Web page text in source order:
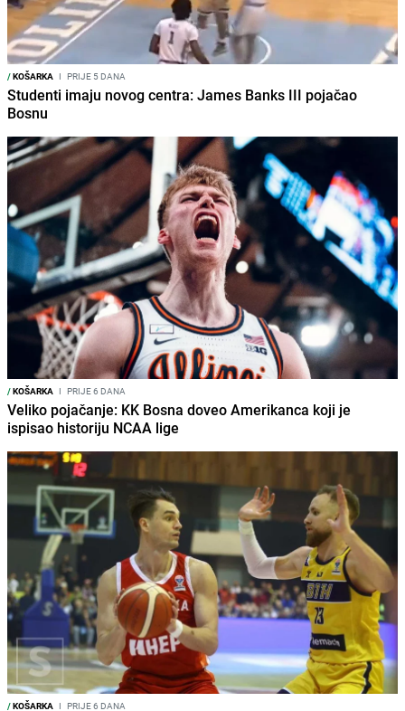
/KOŠARKA I PRIJE 5 DANA
Studenti imaju novog centra: James Banks III pojačao
Bosnu
/KOŠARKA I PRIJE 6 DANA
Veliko pojačanje: KK Bosna doveo Amerikanca koji je
ispisao historiju NCAA lige
/KOŠARKA I PRIJE 6 DANA